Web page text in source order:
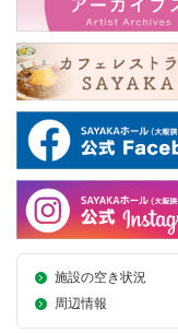
施設の空き状況
周辺情報